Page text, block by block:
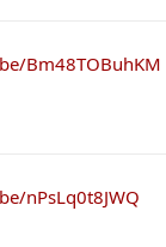
Bm48TOBuhKM
nPsLq0t8JWQ